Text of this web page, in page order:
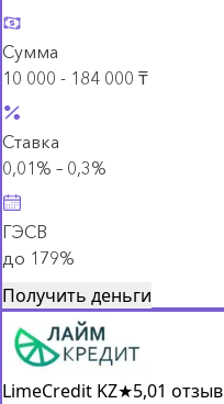
Сумма
10 000 - 184 000 ₸
Ставка
0,01% – 0,3%
ГЭСВ
до 179%
Получить деньги
LimeCredit KZ★5,01 отзыв